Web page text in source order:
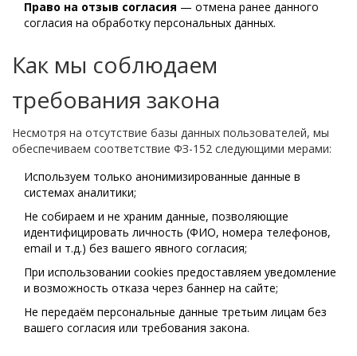
Право на отзыв согласия — отмена ранее данного
согласия на обработку персональных данных.
Как мы соблюдаем
требования закона
Несмотря на отсутствие базы данных пользователей, мы
обеспечиваем соответствие ФЗ-152 следующими мерами:
Используем только анонимизированные данные в
системах аналитики;
Не собираем и не храним данные, позволяющие
идентифицировать личность (ФИО, номера телефонов,
email и т.д.) без вашего явного согласия;
При использовании cookies предоставляем уведомление
и возможность отказа через баннер на сайте;
Не передаём персональные данные третьим лицам без
вашего согласия или требования закона.